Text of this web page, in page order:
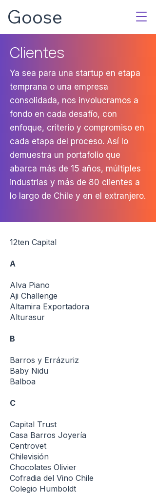
Goose
Clientes
Ya sea para una startup en etapa
temprana o una empresa
consolidada, nos involucramos a
fondo en cada desafío, con
enfoque, criterio y compromiso en
cada etapa del proceso. Así lo
demuestra un portafolio que
abarca más de 15 años, múltiples
industrias y más de 80 clientes a
lo largo de Chile y en el extranjero.
12ten Capital
A
Alva Piano
Aji Challenge
Altamira Exportadora
Alturasur
B
Barros y Errázuriz
Baby Nidu
Balboa
C
Capital Trust
Casa Barros Joyería
Centrovet
Chilevisión
Chocolates Olivier
Cofradia del Vino Chile
Colegio Humboldt